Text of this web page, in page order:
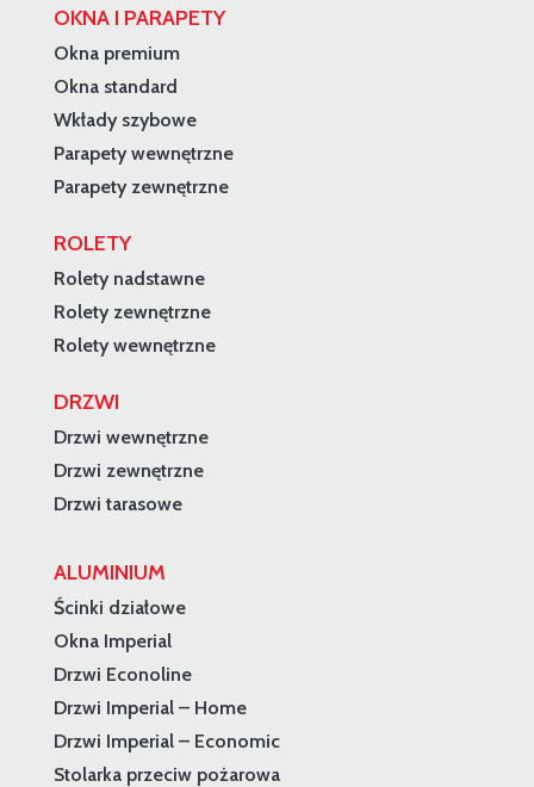
OKNA I PARAPETY
Okna premium
Okna standard
Wkłady szybowe
Parapety wewnętrzne
Parapety zewnętrzne
ROLETY
Rolety nadstawne
Rolety zewnętrzne
Rolety wewnętrzne
DRZWI
Drzwi wewnętrzne
Drzwi zewnętrzne
Drzwi tarasowe
ALUMINIUM
Ścinki działowe
Okna Imperial
Drzwi Econoline
Drzwi Imperial – Home
Drzwi Imperial – Economic
Stolarka przeciw pożarowa